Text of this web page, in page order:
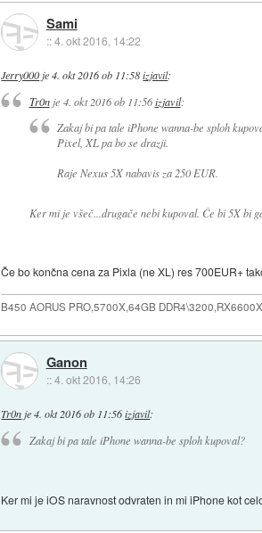
Sami
::4. okt 2016, 14:22
Jerry000 je4. okt 2016 ob 11:58 izjavil:
Tr0nje 4. okt 2016 ob 11:56 izjavil:
Zakaj bi pa tale iPhone wanna-be sploh
Pixel, XL pa bo se drazji.
Raje Nexus 5X nabavis za 250 EUR.
Ker mi je všeč...drugače nebi kupoval. Če bi 5X bi
Če bo končna cena za Pixla (ne XL) res 700EUR+
B450 AORUS PRO,5700X,64GB
Ganon
::4. okt 2016, 14:26
Tr0n je4. okt 2016 ob 11:56 izjavil:
Zakaj bi pa tale iPhone wanna-be sploh kupoval?
Ker mi je iOS naravnost odvraten in mi iPhone kot